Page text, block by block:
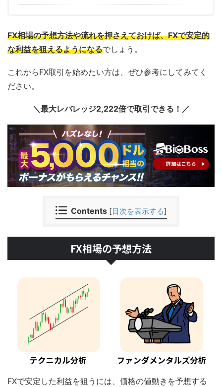
FX相場の予想方法や流れを押さえておけば、FXで安定的
な利益を狙えるようになるでしょう。
これからFX取引を始めたい方は、ぜひ参考にしてみてく
ださい。
＼最大レバレッジ2,222倍で取引できる！／
Contents [目次を表示する]
FX相場の予想方法
FXで安定した利益を狙うには、価格の値動きを予想する